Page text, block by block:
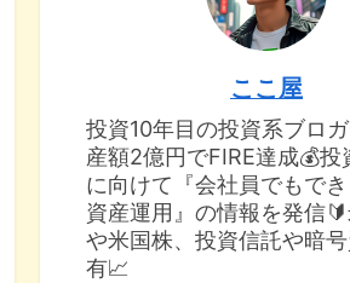
ここ屋
投資10年目の投資系ブロ
産額2億円でFIRE達成💰投
に向けて『会社員でもで
資産運用』の情報を発信
や米国株、投資信託や暗
有📈